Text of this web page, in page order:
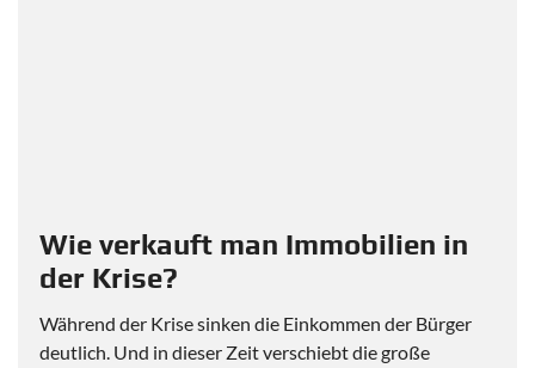
Wie verkauft man Immobilien in
der Krise?
Während der Krise sinken die Einkommen der Bürger
deutlich. Und in dieser Zeit verschiebt die große